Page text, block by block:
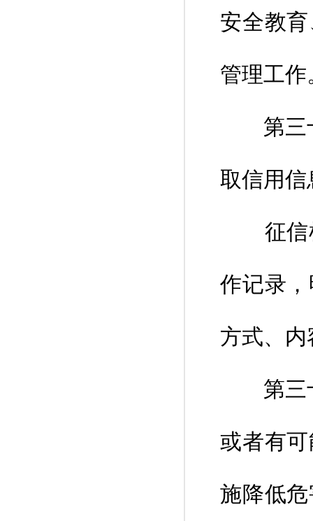
安全教
管理工作
第三十
取信用
征信机
作记录
方式、
第三十
或者有
施降低